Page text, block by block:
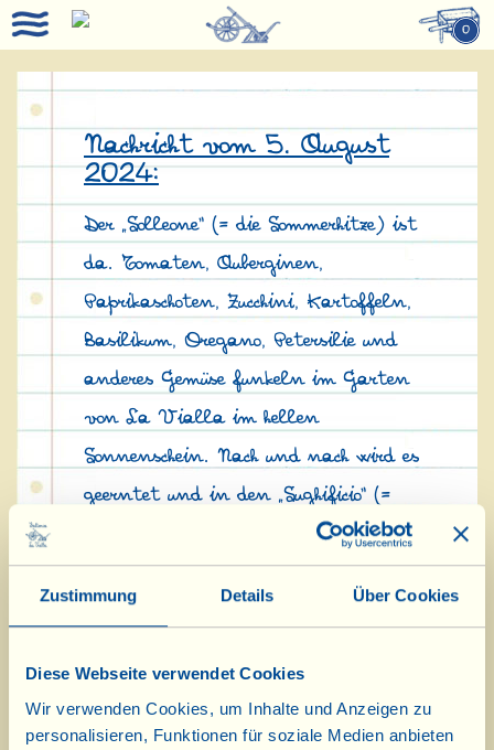
Zustimmung Details Über Cookies
Diese Webseite verwendet Cookies
Wir verwenden Cookies, um Inhalte und Anzeigen zu
personalisieren, Funktionen für soziale Medien anbieten
0
Nachricht vom 5. August
2024:
Der „Solleone“ (= die Sommerhitze) ist
da. Tomaten, Auberginen,
Paprikaschoten, Zucchini, Kartoffeln,
Basilikum, Oregano, Petersilie und
anderes Gemüse funkeln im Garten
von La Vialla im hellen
Sonnenschein. Nach und nach wird es
geerntet und in den „Sughificio“ (=
die Soßenküche) gebracht, um die
Sommerrezepte in Einmachgläser zu
füllen.
knackiges Sommergemüse mit